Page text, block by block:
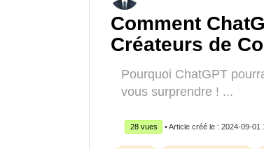
Comment
Créateurs de
Pourquoi ChatGPT
vous surprendre ! ...
28 vues • Article créé le : 2024-09-01